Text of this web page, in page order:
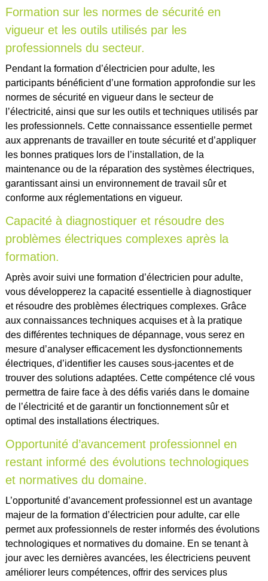
Formation sur les normes de sécurité en
vigueur et les outils utilisés par les
professionnels du secteur.
Pendant la formation d’électricien pour adulte, les
participants bénéficient d’une formation approfondie sur les
normes de sécurité en vigueur dans le secteur de
l’électricité, ainsi que sur les outils et techniques utilisés par
les professionnels. Cette connaissance essentielle permet
aux apprenants de travailler en toute sécurité et d’appliquer
les bonnes pratiques lors de l’installation, de la
maintenance ou de la réparation des systèmes électriques,
garantissant ainsi un environnement de travail sûr et
conforme aux réglementations en vigueur.
Capacité à diagnostiquer et résoudre des
problèmes électriques complexes après la
formation.
Après avoir suivi une formation d’électricien pour adulte,
vous développerez la capacité essentielle à diagnostiquer
et résoudre des problèmes électriques complexes. Grâce
aux connaissances techniques acquises et à la pratique
des différentes techniques de dépannage, vous serez en
mesure d’analyser efficacement les dysfonctionnements
électriques, d’identifier les causes sous-jacentes et de
trouver des solutions adaptées. Cette compétence clé vous
permettra de faire face à des défis variés dans le domaine
de l’électricité et de garantir un fonctionnement sûr et
optimal des installations électriques.
Opportunité d’avancement professionnel en
restant informé des évolutions technologiques
et normatives du domaine.
L’opportunité d’avancement professionnel est un avantage
majeur de la formation d’électricien pour adulte, car elle
permet aux professionnels de rester informés des évolutions
technologiques et normatives du domaine. En se tenant à
jour avec les dernières avancées, les électriciens peuvent
améliorer leurs compétences, offrir des services plus